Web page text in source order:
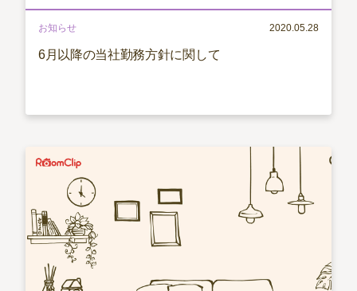
お知らせ 2020.05.28
6月以降の当社勤務方針に関して